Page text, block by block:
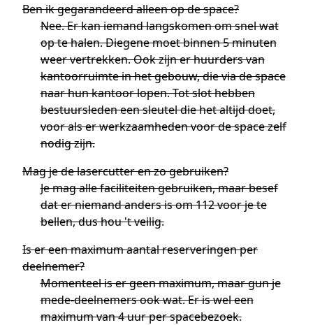
Ben ik gegarandeerd alleen op de space?
Nee. Er kan iemand langskomen om snel wat
op te halen. Diegene moet binnen 5 minuten
weer vertrekken. Ook zijn er huurders van
kantoorruimte in het gebouw, die via de space
naar hun kantoor lopen. Tot slot hebben
bestuursleden een sleutel die het altijd doet,
voor als er werkzaamheden voor de space zelf
nodig zijn.
Mag je de lasercutter en zo gebruiken?
Je mag alle faciliteiten gebruiken, maar besef
dat er niemand anders is om 112 voor je te
bellen, dus hou 't veilig.
Is er een maximum aantal reserveringen per
deelnemer?
Momenteel is er geen maximum, maar gun je
mede-deelnemers ook wat. Er is wel een
maximum van 4 uur per spacebezoek.